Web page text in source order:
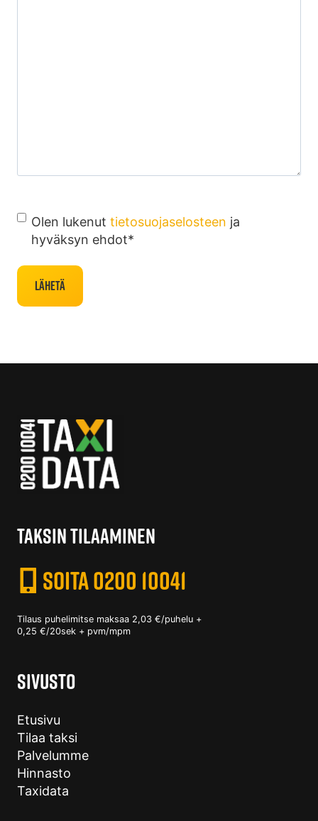
H
ä
s
t
*
Olen lukenut tietosuojaselosteen ja
hyväksyn ehdot*
TAKSIN TILAAMINEN
SOITA 0200 10041
Tilaus puhelimitse maksaa 2,03 €/puhelu +
0,25 €/20sek + pvm/mpm
SIVUSTO
Etusivu
Tilaa taksi
Palvelumme
Hinnasto
Taxidata